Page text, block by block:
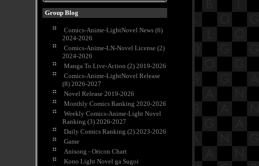
Group Blog
Comics-Anime-LightNovel News (6)
2024-2026
Comics-Anime-LN-Novel License (2)
2024-2026
Manga To Live-Action (2) 2019-2026
Comics-Anime-LightNovel Release
(8) 2026-2027
Novel Release 2019-2026
Monthly Comics Ranking 2020-2026
Weekly Comics-Anime-Light Novel
Ranking (3) 2026-2027
Daily Comics Ranking (2) 2023-2026
Game
Anisong - Oricon Chart
Kono Light Novel ga Sugoi